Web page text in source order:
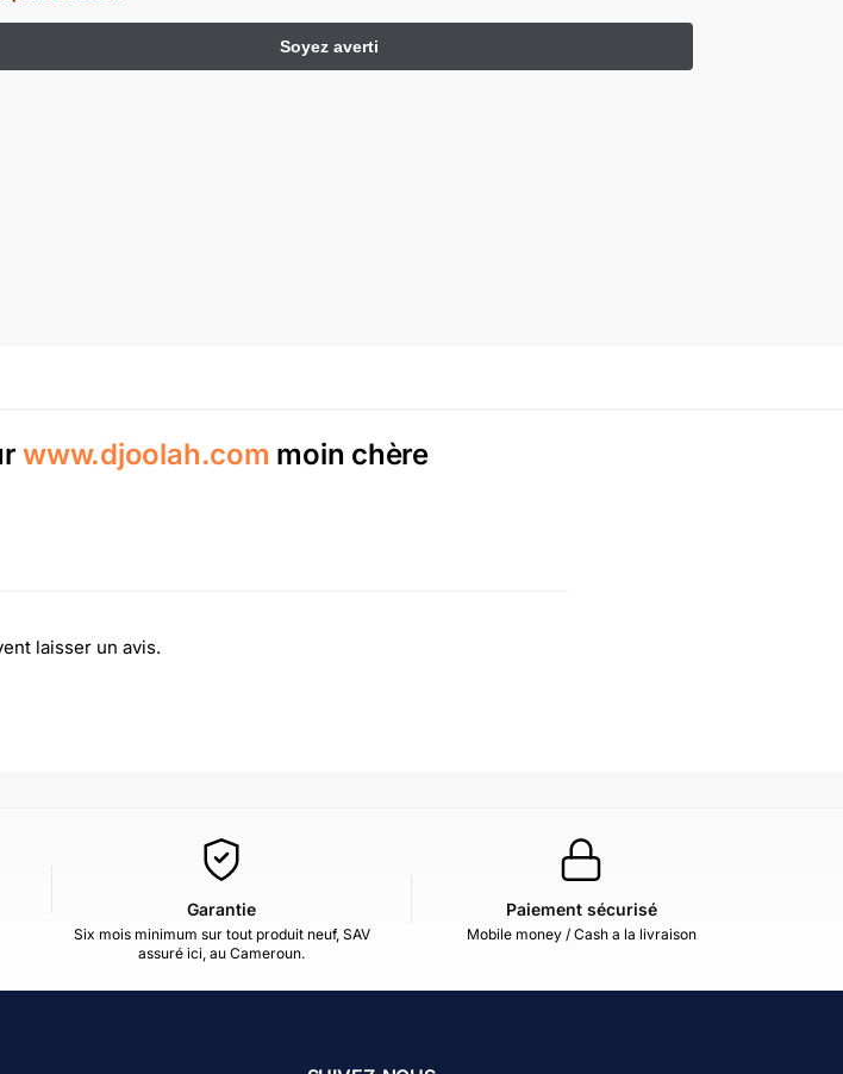
www.djoolah.com moin chère
laisser un avis.
Garantie
Six mois minimum sur tout produit neuf, SAV
assuré ici, au Cameroun.
Paiement sécurisé
Mobile money / Cash a la livraison